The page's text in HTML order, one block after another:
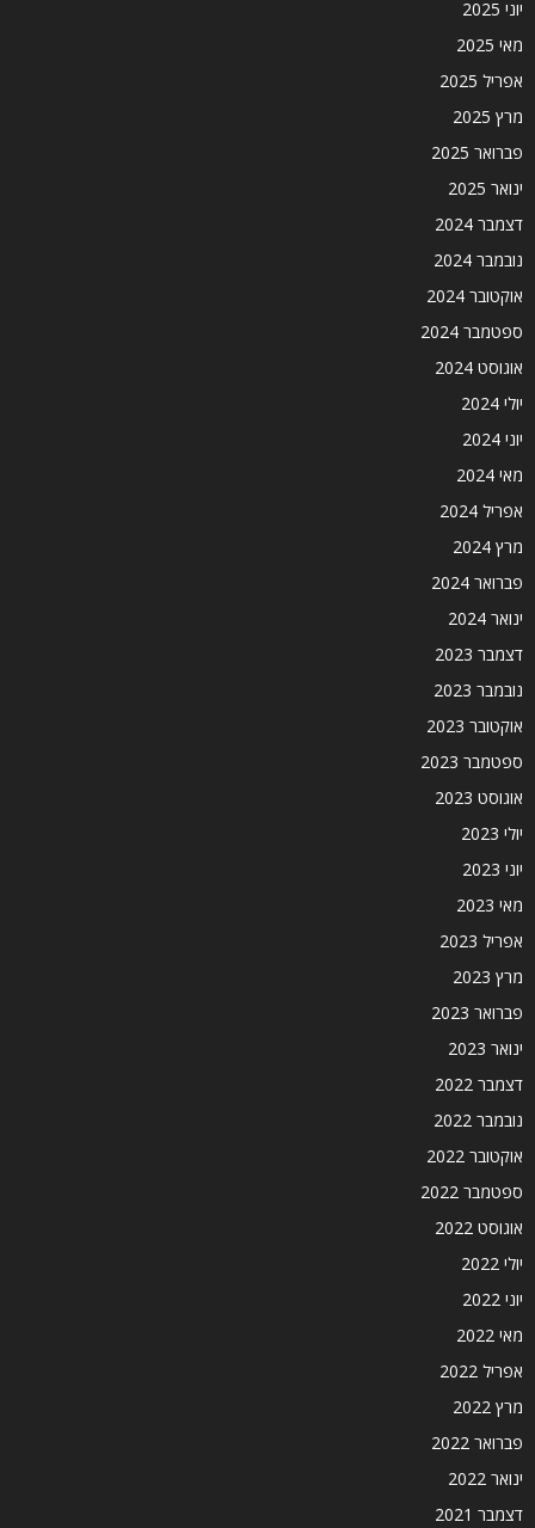
יוני 2025
מאי 2025
אפריל 2025
מרץ 2025
פברואר 2025
ינואר 2025
דצמבר 2024
נובמבר 2024
אוקטובר 2024
ספטמבר 2024
אוגוסט 2024
יולי 2024
יוני 2024
מאי 2024
אפריל 2024
מרץ 2024
פברואר 2024
ינואר 2024
דצמבר 2023
נובמבר 2023
אוקטובר 2023
ספטמבר 2023
אוגוסט 2023
יולי 2023
יוני 2023
מאי 2023
אפריל 2023
מרץ 2023
פברואר 2023
ינואר 2023
דצמבר 2022
נובמבר 2022
אוקטובר 2022
ספטמבר 2022
אוגוסט 2022
יולי 2022
יוני 2022
מאי 2022
אפריל 2022
מרץ 2022
פברואר 2022
ינואר 2022
דצמבר 2021